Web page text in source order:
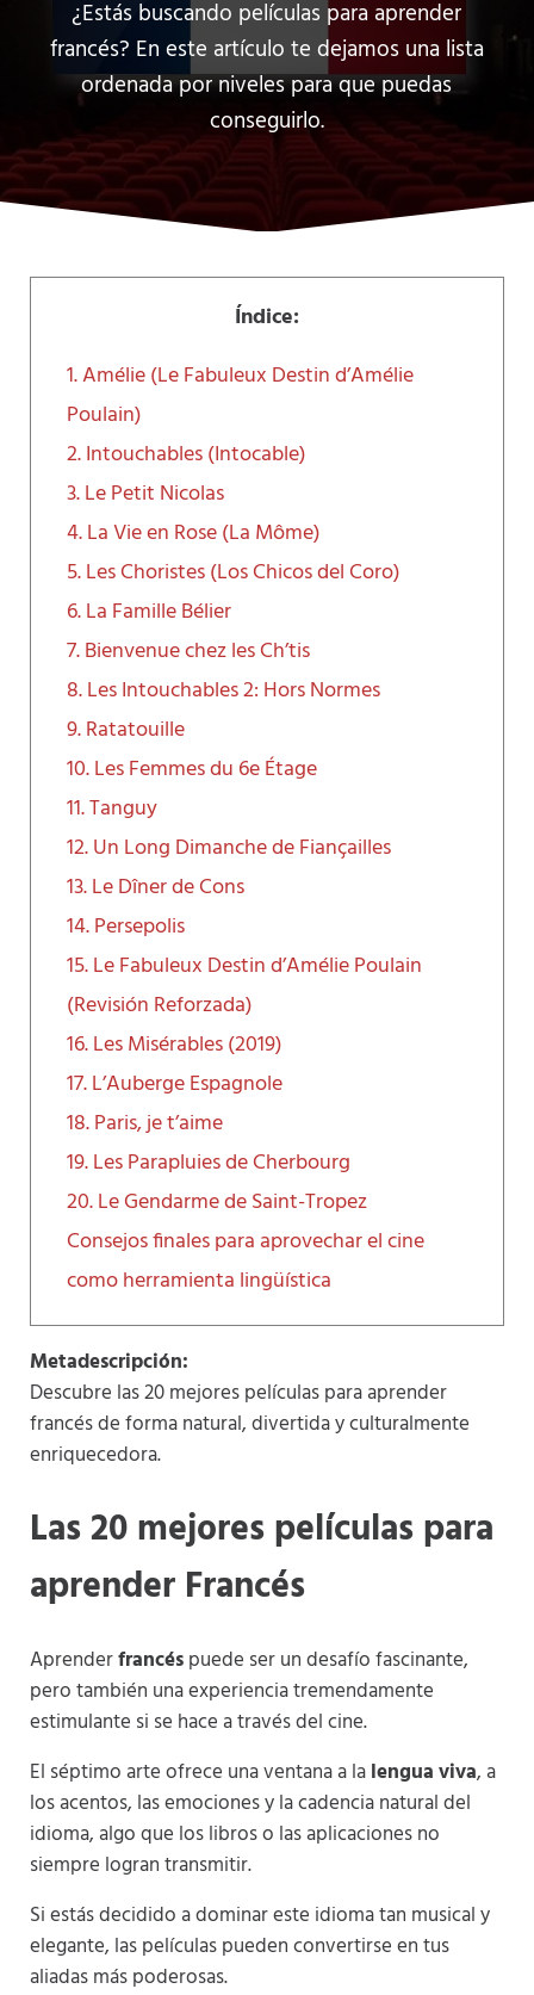
¿Estás buscando películas para aprender
francés? En este artículo te dejamos una lista
ordenada por niveles para que puedas
conseguirlo.
Índice:
1. Amélie (Le Fabuleux Destin d’Amélie
Poulain)
2. Intouchables (Intocable)
3. Le Petit Nicolas
4. La Vie en Rose (La Môme)
5. Les Choristes (Los Chicos del Coro)
6. La Famille Bélier
7. Bienvenue chez les Ch’tis
8. Les Intouchables 2: Hors Normes
9. Ratatouille
10. Les Femmes du 6e Étage
11. Tanguy
12. Un Long Dimanche de Fiançailles
13. Le Dîner de Cons
14. Persepolis
15. Le Fabuleux Destin d’Amélie Poulain
(Revisión Reforzada)
16. Les Misérables (2019)
17. L’Auberge Espagnole
18. Paris, je t’aime
19. Les Parapluies de Cherbourg
20. Le Gendarme de Saint-Tropez
Consejos finales para aprovechar el cine
como herramienta lingüística
Metadescripción:
Descubre las 20 mejores películas para aprender
francés de forma natural, divertida y culturalmente
enriquecedora.
Las 20 mejores películas para
aprender Francés
Aprenderfrancéspuede ser un desafío fascinante,
pero también una experiencia tremendamente
estimulante si se hace a través del cine.
El séptimo arte ofrece una ventana a lalengua viva, a
los acentos, las emociones y la cadencia natural del
idioma, algo que los libros o las aplicaciones no
siempre logran transmitir.
Si estás decidido a dominar este idioma tan musical y
elegante, las películas pueden convertirse en tus
aliadas más poderosas.